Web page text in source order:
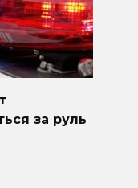
за руль